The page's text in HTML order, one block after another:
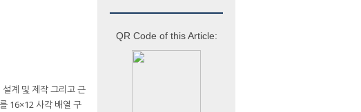
QR Code of this Article:
계 및 제작 그리고 근
16×12 사각 배열 구